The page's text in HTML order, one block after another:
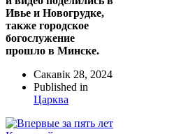
Ивье и Новогрудке,
также городское
богослужение
прошло в Минске.
Сакавік 28, 2024
Published in
Царква